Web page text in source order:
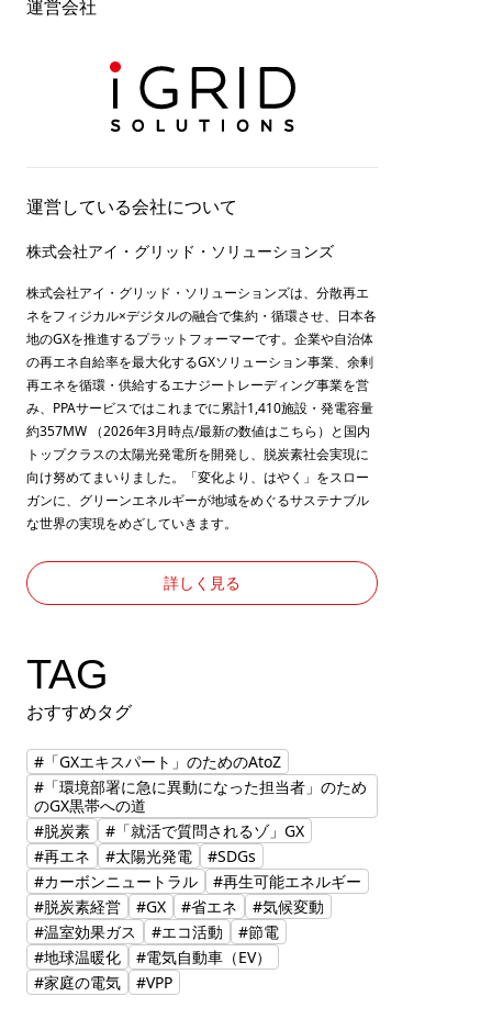
運営会社
運営している会社について
株式会社アイ・グリッド・ソリューションズ
株式会社アイ・グリッド・ソリューションズは、分散再エ
ネをフィジカル×デジタルの融合で集約・循環させ、日本各
地のGXを推進するプラットフォーマーです。企業や自治体
の再エネ自給率を最大化するGXソリューション事業、余剰
再エネを循環・供給するエナジートレーディング事業を営
み、PPAサービスではこれまでに累計1,410施設・発電容量
約357MW （2026年3月時点/最新の数値はこちら ）と国内
トップクラスの太陽光発電所を開発し、脱炭素社会実現に
向け努めてまいりました。「変化より、はやく」をスロー
ガンに、グリーンエネルギーが地域をめぐるサステナブル
な世界の実現をめざしていきます。
詳しく見る
TAG
おすすめタグ
#「GXエキスパート」のためのAtoZ
#「環境部署に急に異動になった担当者」のため
のGX黒帯への道
#脱炭素
#「就活で質問されるゾ」GX
#再エネ
#太陽光発電
#SDGs
#カーボンニュートラル
#再生可能エネルギー
#脱炭素経営
#GX #省エネ
#気候変動
#温室効果ガス
#エコ活動
#節電
#地球温暖化
#電気自動車（EV）
#家庭の電気
#VPP